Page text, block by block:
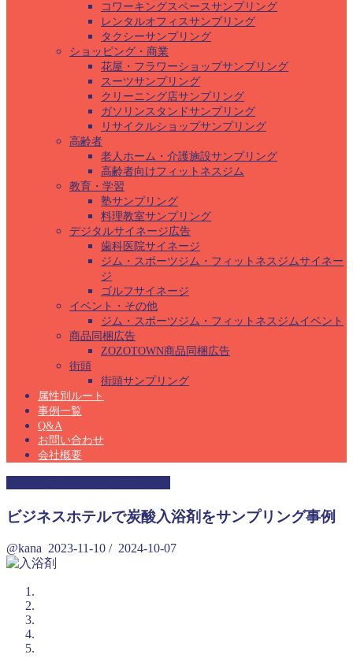
コワーキングスペースサンプリング
レンタルオフィスサンプリング
タクシーサンプリング
ショッピング・商業
花屋・フラワーショップサンプリング
スーツサンプリング
クリーニング店サンプリング
ガソリンスタンドサンプリング
リサイクルショップサンプリング
高齢者
老人ホーム・介護施設サンプリング
高齢者向けフィットネスジム
教育・学習
塾サンプリング
料理教室サンプリング
デジタルサイネージ広告
歯科医院サイネージ
ジム・スポーツジム・フィットネスジムサイネー
ジ
ゴルフサイネージ
イベント・その他
ジム・スポーツジム・フィットネスジムイベント
商品同梱広告
ZOZOTOWN商品同梱広告
街頭
街頭サンプリング
属性別ルート
事例一覧
Q&A
お問い合わせ
会社概要
ビジネスホテルで炭酸入浴剤をサンプリング事例
@kana 2023-11-10 / 2024-10-07